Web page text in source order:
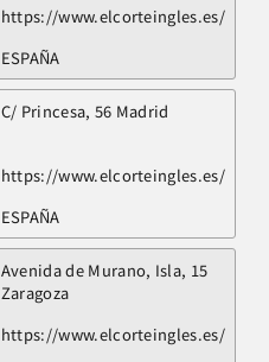
https://www.elcorteingles.es/
ESPAÑA
C/ Princesa, 56 Madrid
https://www.elcorteingles.es/
ESPAÑA
Avenida de Murano, Isla, 15
Zaragoza
https://www.elcorteingles.es/